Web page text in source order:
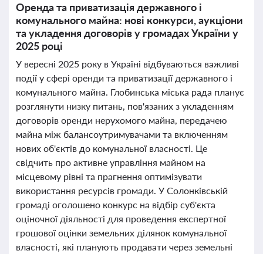
Оренда та приватизація державного і
комунального майна: нові конкурси, аукціони
та укладення договорів у громадах України у
2025 році
У вересні 2025 року в Україні відбуваються важливі
події у сфері оренди та приватизації державного і
комунального майна. Глобинська міська рада планує
розглянути низку питань, пов'язаних з укладенням
договорів оренди нерухомого майна, передачею
майна між балансоутримувачами та включенням
нових об'єктів до комунальної власності. Це
свідчить про активне управління майном на
місцевому рівні та прагнення оптимізувати
використання ресурсів громади. У Солонківській
громаді оголошено конкурс на відбір суб'єкта
оціночної діяльності для проведення експертної
грошової оцінки земельних ділянок комунальної
власності, які планують продавати через земельні